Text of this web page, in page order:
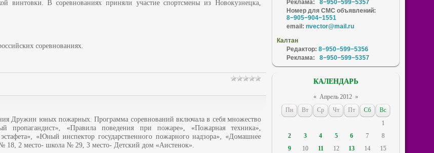
винтовки. В соревнованиях приняли участие спортсмены из Новокузнецка,
соревнованиях.
Дружин юных пожарных. Программа соревнований включала в себя множество
пропагандист», «Правила поведения при пожаре», «Пожарная техника»,
«Юный инспектор государственного пожарного надзора», «Домашнее
18, 2 место- школа № 29, 3 место- Детский дом «Аистенок».
Реклама:
8−950−599−5357
Номер для СМС объявлений:
8−905−904−1551
email: nvector@mail.ru
Калтан
Редактор: 8−950−599−5356
Реклама:
8−950−599−5357
КАЛЕНДАРЬ
« Апрель 2012 »
Пн
Вт Ср Чт Пт Сб
Вс
1
2
3 4 5 6 7
8
9
10 11 12 13 14
15